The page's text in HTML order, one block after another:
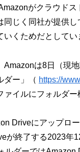
がクラウドス
同じく同社が提供
いくためだとしてい
Amazonは8日（現
ダー」（ https://
ァイルにフォルダ
Driveにアップロ
が終了する2023年